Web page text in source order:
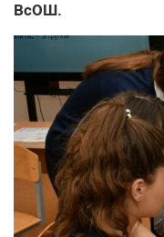
ВсОШ.